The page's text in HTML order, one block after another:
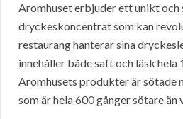
Aromhuset erbjuder ett unikt
dryckeskoncentrat som kan
restaurang hanterar sina
innehåller både saft och läsk hela
Aromhusets produkter är sötade
som är hela 600 gånger sötare än